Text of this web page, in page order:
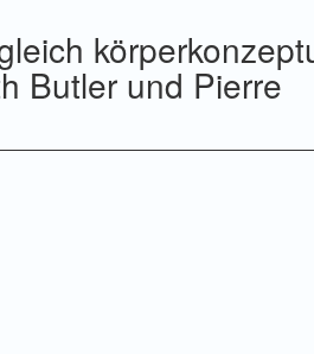
Butler und Pierre